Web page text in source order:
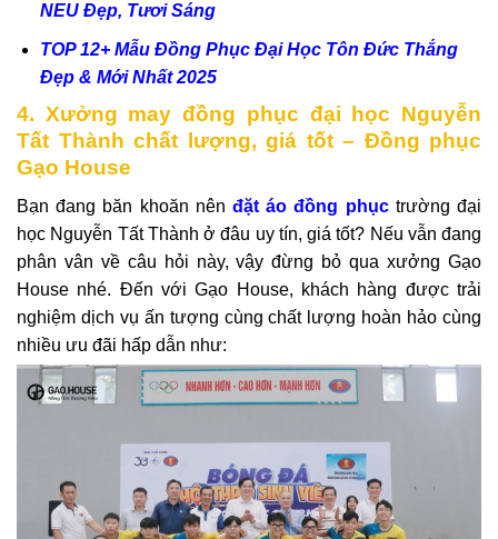
NEU Đẹp, Tươi Sáng
TOP 12+ Mẫu Đồng Phục Đại Học Tôn Đức Thắng
Đẹp & Mới Nhất 2025
4. Xưởng may đồng phục đại học Nguyễn
Tất Thành chất lượng, giá tốt – Đồng phục
Gạo House
Bạn đang băn khoăn nên đặt áo đồng phụctrường đại
học Nguyễn Tất Thành ở đâu uy tín, giá tốt? Nếu vẫn đang
phân vân về câu hỏi này, vậy đừng bỏ qua xưởng Gạo
House nhé. Đến với Gạo House, khách hàng được trải
nghiệm dịch vụ ấn tượng cùng chất lượng hoàn hảo cùng
nhiều ưu đãi hấp dẫn như: